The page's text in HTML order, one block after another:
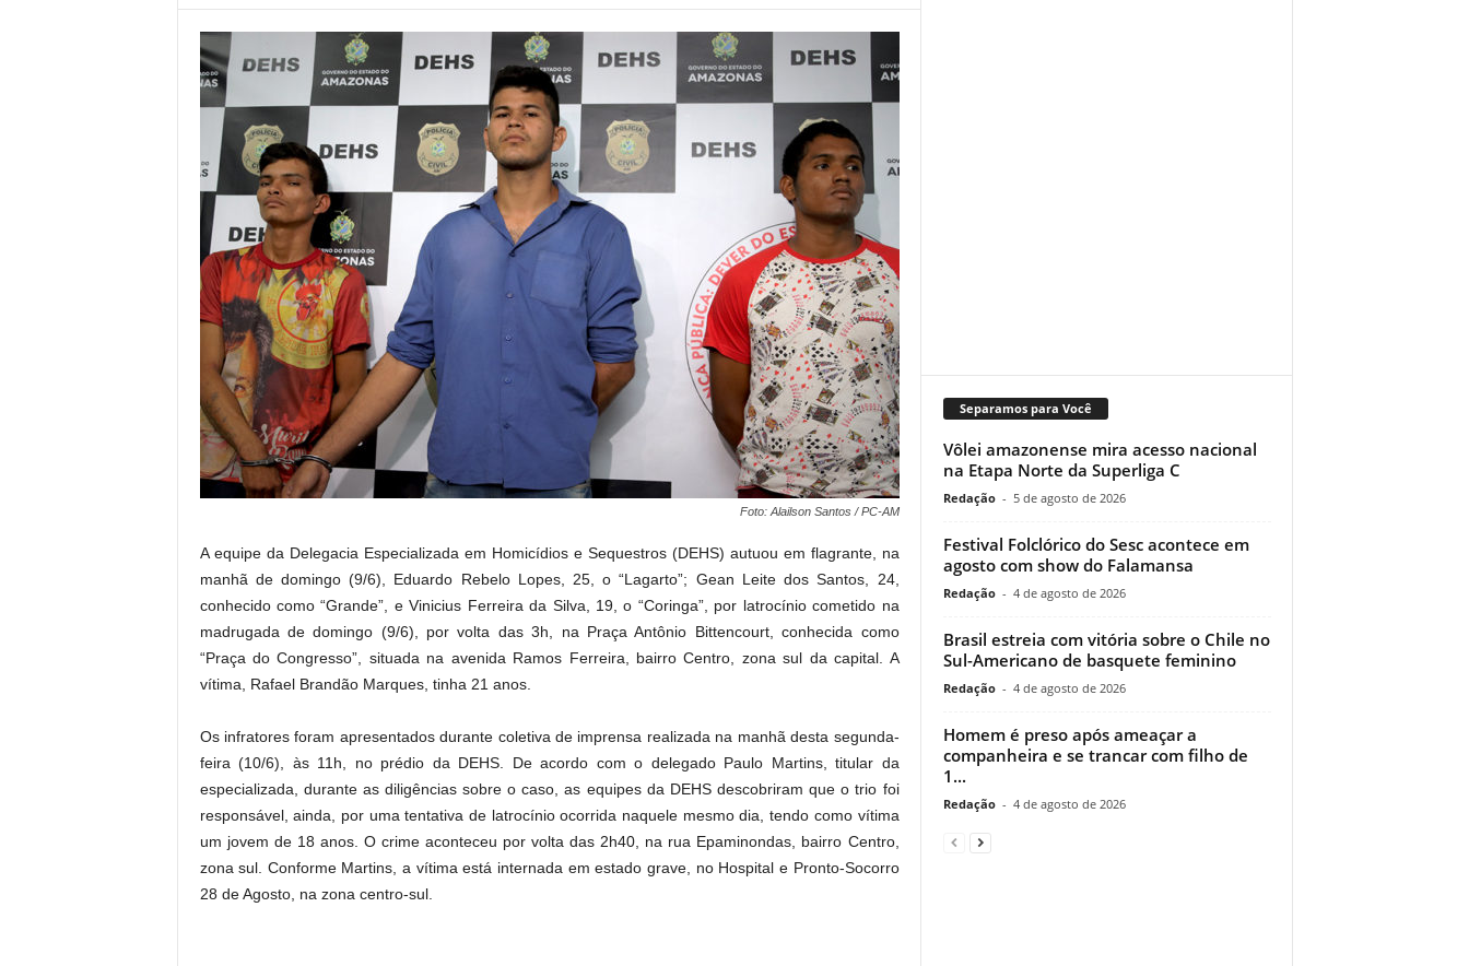
Foto: Alailson Santos / PC-AM
A equipe da Delegacia Especializada em Homicídios e Sequestros (DEHS) autuou em flagrante, na
manhã de domingo (9/6), Eduardo Rebelo Lopes, 25, o “Lagarto”; Gean Leite dos Santos, 24,
conhecido como “Grande”, e Vinicius Ferreira da Silva, 19, o “Coringa”, por latrocínio cometido na
madrugada de domingo (9/6), por volta das 3h, na Praça Antônio Bittencourt, conhecida como
“Praça do Congresso”, situada na avenida Ramos Ferreira, bairro Centro, zona sul da capital. A
vítima, Rafael Brandão Marques, tinha 21 anos.
Os infratores foram apresentados durante coletiva de imprensa realizada na manhã desta segunda-
feira (10/6), às 11h, no prédio da DEHS. De acordo com o delegado Paulo Martins, titular da
especializada, durante as diligências sobre o caso, as equipes da DEHS descobriram que o trio foi
responsável, ainda, por uma tentativa de latrocínio ocorrida naquele mesmo dia, tendo como vítima
um jovem de 18 anos. O crime aconteceu por volta das 2h40, na rua Epaminondas, bairro Centro,
zona sul. Conforme Martins, a vítima está internada em estado grave, no Hospital e Pronto-Socorro
28 de Agosto, na zona centro-sul.
Separamos para Você
Vôlei amazonense mira acesso nacional
na Etapa Norte da Superliga C
Redação - 5 de agosto de 2026
Festival Folclórico do Sesc acontece em
agosto com show do Falamansa
Redação - 4 de agosto de 2026
Brasil estreia com vitória sobre o Chile no
Sul-Americano de basquete feminino
Redação - 4 de agosto de 2026
Homem é preso após ameaçar a
companheira e se trancar com filho de
1...
Redação - 4 de agosto de 2026